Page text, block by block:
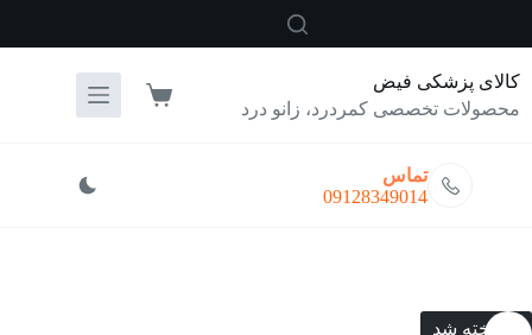
کالای پزشکی فیض
محصولات تخصصی کمردرد، زانو درد
سبد
تماس
09128349014
فروخته شد